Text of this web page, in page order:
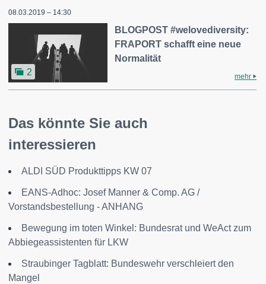
08.03.2019 – 14:30
2
BLOGPOST #welovediversity:
FRAPORT schafft eine neue
Normalität
mehr
Das könnte Sie auch
interessieren
ALDI SÜD Produkttipps KW 07
EANS-Adhoc: Josef Manner & Comp. AG /
Vorstandsbestellung - ANHANG
Bewegung im toten Winkel: Bundesrat und WeAct zum
Abbiegeassistenten für LKW
Straubinger Tagblatt: Bundeswehr verschleiert den
Mangel